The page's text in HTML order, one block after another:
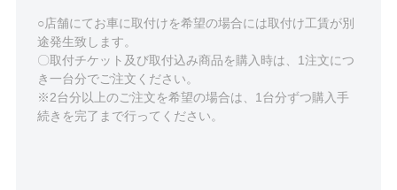
○店舗にてお車に取付けを希望の場合には取付け工賃が別
途発生致します。
〇取付チケット及び取付込み商品を購入時は、1注文につ
き一台分でご注文ください。
※2台分以上のご注文を希望の場合は、1台分ずつ購入手
続きを完了まで行ってください。